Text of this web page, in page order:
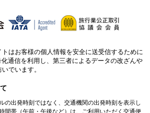
トはお客様の個人情報を安全に送受信するために
通信を利用し、第三者によるデータの改ざんや
でいます。
の出発時刻ではなく、交通機関の出発時刻を表示し
間帯（午前・午後など）は、ご利用いただく交通便